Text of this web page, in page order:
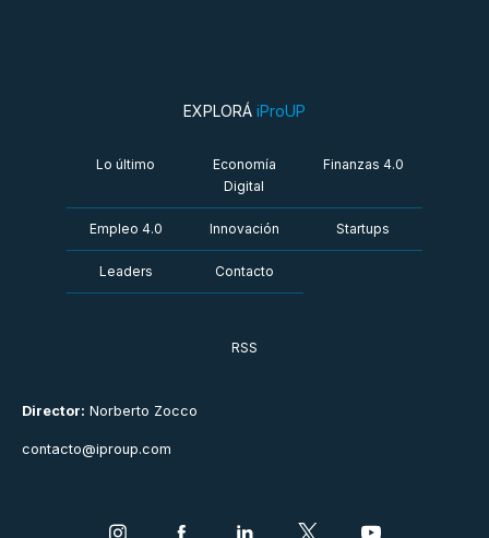
Director: Norberto Zocco
contacto@iproup.com
EXPLORÁ iProUP
Lo último
Economía
Digital
Finanzas 4.0
Empleo 4.0 Innovación Startups
Leaders Contacto
RSS